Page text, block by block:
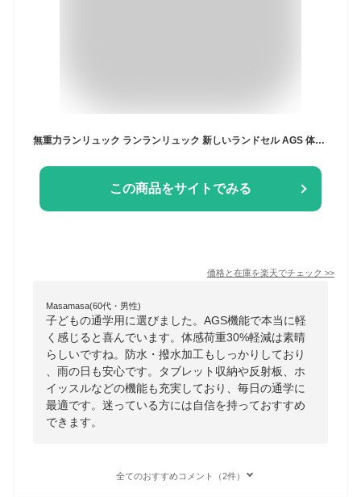
無重力ランリュック ランランリュック 新しいランドセル AGS 体感荷重30%軽減 軽く感じる 防水加工 撥水加工 タブレット 多機能 らんらんリュック 小学生 通学 小学校 子供用 キッズ用 反射板 ホイッスル カラビナ サイドポケット 送料無料 あす楽対応可能
この商品をサイトでみる
価格と在庫を楽天でチェック >>
Masamasa(60代・男性)
子どもの通学用に選びました。AGS機能で本当に軽
く感じると喜んでいます。体感荷重30%軽減は素晴
らしいですね。防水・撥水加工もしっかりしており
、雨の日も安心です。タブレット収納や反射板、ホ
イッスルなどの機能も充実しており、毎日の通学に
最適です。迷っている方には自信を持っておすすめ
できます。
全てのおすすめコメント（2件）